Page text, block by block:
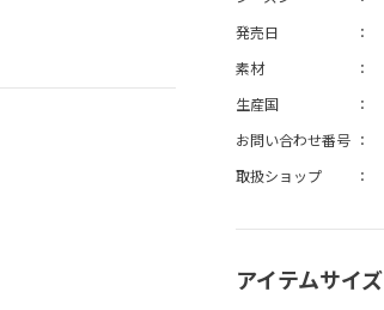
発売日
素材
生産国
お問い合わせ番号
取扱ショップ
アイテムサイズ